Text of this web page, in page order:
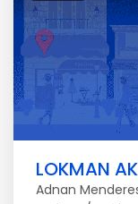
LOKMAN
Adnan